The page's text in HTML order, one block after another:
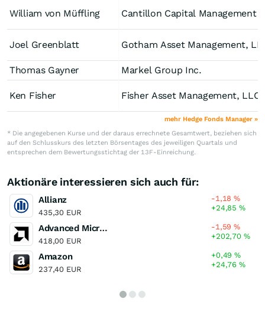
William von Müffling
Joel Greenblatt Gotham Asset Management,
Thomas Gayner Markel Group Inc.
Ken Fisher Fisher Asset Management, LLC
mehr Hedge Fonds Manager »
* Die angegebenen Kurse und der daraus errechnete Gesamtwert, beziehen sich
auf den Schlusskurs des letzten Börsentages des jeweiligen Quartals und
entsprechen dem Bewertungsstichtag der 13F-Einreichung.
Aktionäre interessieren sich auch für:
Allianz
435,30 EUR
-1,18%
+24,85%
Advanced Micro Devices
418,00 EUR
-1,59%
+202,70 %
Amazon
237,40 EUR
+0,49%
+24,76%